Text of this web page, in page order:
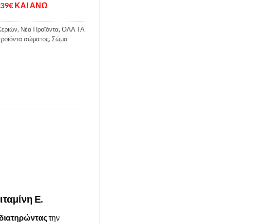
ΚΑΙ ΑΝΩ
, Νέα Προϊόντα, ΟΛΑ ΤΑ
σώματος, Σώμα
Ε.
την